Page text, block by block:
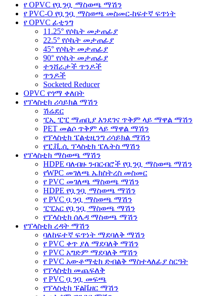
የ OPVC የቧንቧ ማስወጫ ማሽን
የ PVC-O የቧንቧ ማስወጫ መስመር-ከፍተኛ ፍጥነት
የ OPVC ፊቲንግ
11.25° የሶኬት መታጠፊያ
22.5° የሶኬት መታጠፊያ
45° የሶኬት መታጠፊያ
90° የሶኬት መታጠፊያ
ተንሸራታች ጥንዶች
ጥንዶች
Socketed Reducer
OPVC የጎማ ቀለበት
የፕላስቲክ ሪሳይክል ማሽን
ሽሬደር
ፒኢ ፒፒ ማጠቢያ እንደገና ጥቅም ላይ ማዋል ማሽን
PET መልሶ ጥቅም ላይ ማዋል ማሽን
የፕላስቲክ ፔልቲዚንግ ሪሳይክል ማሽን
የፒ.ቪ.ሲ ፕላስቲክ ፔሌትስ ማሽን
የፕላስቲክ ማስወጫ ማሽን
HDPE ባለብዙ ንብርብሮች የቧንቧ ማስወጫ ማሽን
የWPC መገለጫ ኤክስትረስ መስመር
የ PVC መገለጫ ማስወጫ ማሽን
HDPE የቧንቧ ማስወጫ ማሽን
የ PVC ቧንቧ ማስወጫ ማሽን
ፒፒአር የቧንቧ ማስወጫ ማሽን
የፕላስቲክ ሰሌዳ ማስወጫ ማሽን
የፕላስቲክ ረዳት ማሽን
ባለከፍተኛ ፍጥነት ማደባለቅ ማሽን
የ PVC ቀጥ ያለ ማደባለቅ ማሽን
የ PVC አግድም ማደባለቅ ማሽን
የ PVC አውቶማቲክ ድብልቅ ማስተላለፊያ ስርዓት
የፕላስቲክ መጨፍለቅ
የ PVC ቧንቧ መፍጫ
የፕላስቲክ ፑልቬዘር ማሽን